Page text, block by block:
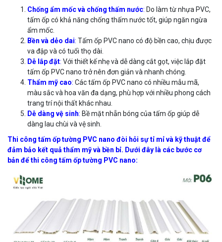
Chống ẩm mốc và chống thấm nước: Do làm từ nhựa PVC,
tấm ốp có khả năng chống thấm nước tốt, giúp ngăn ngừa
ẩm mốc.
Bền và dẻo dai: Tấm ốp PVC nano có độ bền cao, chịu được
va đập và có tuổi thọ dài.
Dễ lắp đặt: Với thiết kế nhẹ và dễ dàng cắt gọt, việc lắp đặt
tấm ốp PVC nano trở nên đơn giản và nhanh chóng.
Thẩm mỹ cao: Các tấm ốp PVC nano có nhiều mẫu mã,
màu sắc và hoa văn đa dạng, phù hợp với nhiều phong cách
trang trí nội thất khác nhau.
Dễ dàng vệ sinh: Bề mặt nhẵn bóng của tấm ốp giúp dễ
dàng lau chùi và vệ sinh.
Thi công tấm ốp tường PVC nano đòi hỏi sự tỉ mỉ và kỹ thuật để
đảm bảo kết quả thẩm mỹ và bền bỉ. Dưới đây là các bước cơ
bản để thi công tấm ốp tường PVC nano: